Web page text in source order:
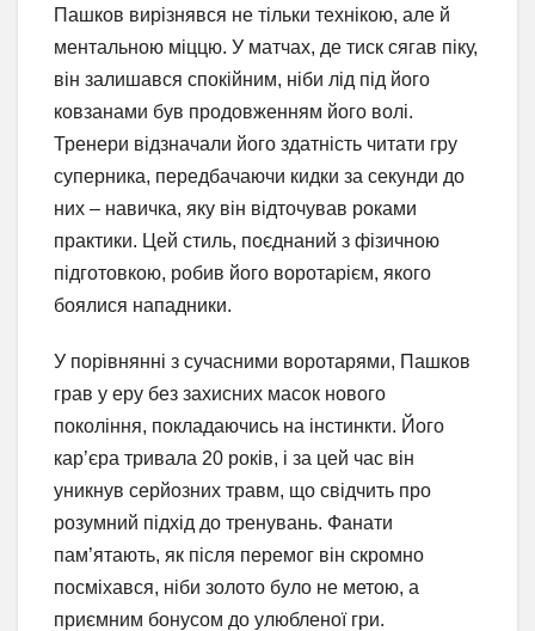
Пашков вирізнявся не тільки технікою, але й
ментальною міццю. У матчах, де тиск сягав піку,
він залишався спокійним, ніби лід під його
ковзанами був продовженням його волі.
Тренери відзначали його здатність читати гру
суперника, передбачаючи кидки за секунди до
них – навичка, яку він відточував роками
практики. Цей стиль, поєднаний з фізичною
підготовкою, робив його воротарієм, якого
боялися нападники.
У порівнянні з сучасними воротарями, Пашков
грав у еру без захисних масок нового
покоління, покладаючись на інстинкти. Його
кар’єра тривала 20 років, і за цей час він
уникнув серйозних травм, що свідчить про
розумний підхід до тренувань. Фанати
пам’ятають, як після перемог він скромно
посміхався, ніби золото було не метою, а
приємним бонусом до улюбленої гри.